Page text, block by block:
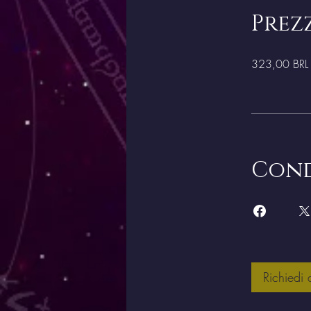
323,00 BRL
Richiedi